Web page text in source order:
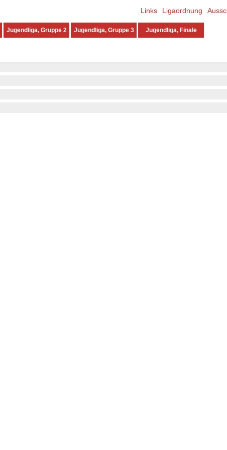
Links Ligaordnung
Jugendliga, Gruppe 2 Jugendliga, Gruppe 3 Jugendliga, Finale